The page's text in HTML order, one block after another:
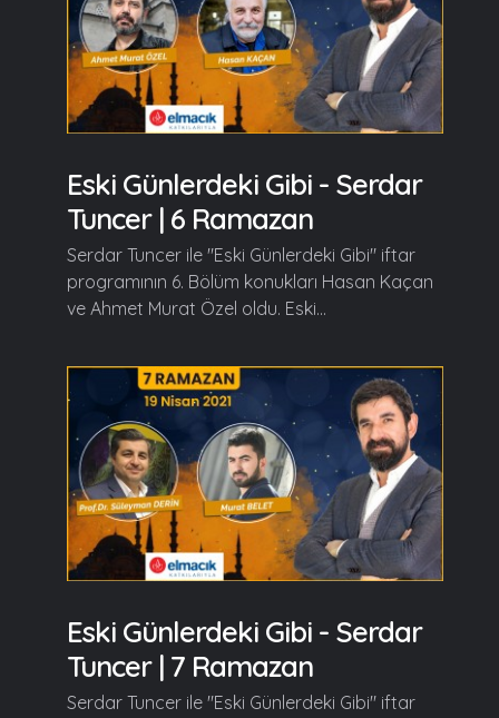
Eski Günlerdeki Gibi - Serdar
Tuncer | 6 Ramazan
Serdar Tuncer ile "Eski Günlerdeki Gibi" iftar
programının 6. Bölüm konukları Hasan Kaçan
ve Ahmet Murat Özel oldu. Eski...
Eski Günlerdeki Gibi - Serdar
Tuncer | 7 Ramazan
Serdar Tuncer ile "Eski Günlerdeki Gibi" iftar